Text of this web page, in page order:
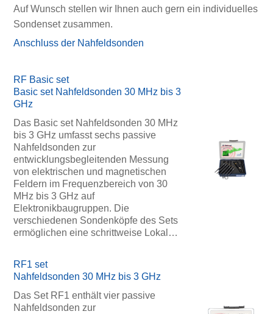
Auf Wunsch stellen wir Ihnen auch gern ein individuelles
Sondenset zusammen.
Anschluss der Nahfeldsonden
RF Basic set
Basic set Nahfeldsonden 30 MHz bis 3
GHz
Das Basic set Nahfeldsonden 30 MHz
bis 3 GHz umfasst sechs passive
Nahfeldsonden zur
entwicklungsbegleitenden Messung
von elektrischen und magnetischen
Feldern im Frequenzbereich von 30
MHz bis 3 GHz auf
Elektronikbaugruppen. Die
verschiedenen Sondenköpfe des Sets
ermöglichen eine schrittweise Lokal…
RF1 set
Nahfeldsonden 30 MHz bis 3 GHz
Das Set RF1 enthält vier passive
Nahfeldsonden zur